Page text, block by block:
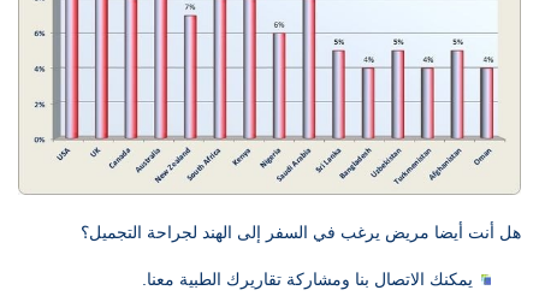
هل أنت أيضا مريض يرغب في السفر إلى الهند لجراحة التجميل؟
يمكنك الاتصال بنا ومشاركة تقاريرك الطبية معنا.